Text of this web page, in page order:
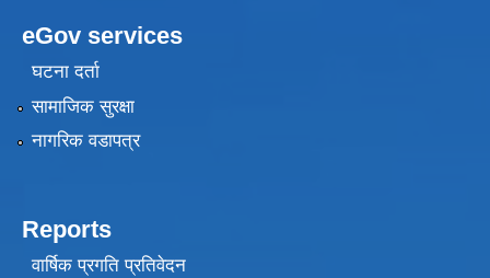
eGov services
घटना दर्ता
सामाजिक सुरक्षा
नागरिक वडापत्र
Reports
वार्षिक प्रगति प्रतिवेदन